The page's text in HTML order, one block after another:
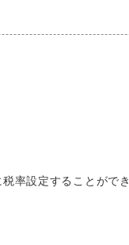
率設定することがで